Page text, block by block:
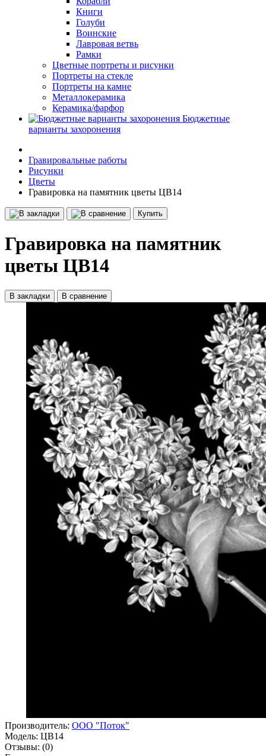
Книги
Голуби
Воинские
Лавровая ветвь
Рамки
Цветные портреты и рисунки
Портреты на стекле
Портреты на камне
Металлокерамика
Керамика/фарфор
Бюджетные
варианты захоронения
Гравировальные работы
Рисунки
Цветы
Гравировка на памятник цветы ЦВ14
Купить
Гравировка на памятник
цветы ЦВ14
В закладки В сравнение
Производитель: ООО "Поток"
Модель: ЦВ14
Отзывы: (0)